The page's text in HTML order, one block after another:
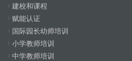
建校和课程
赋能认证
国际园长幼师培训
小学教师培训
中学教师培训